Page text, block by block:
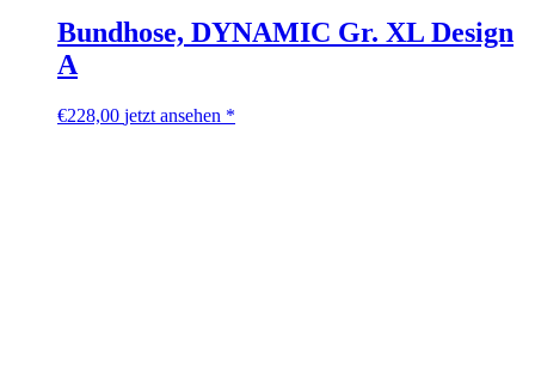
Bundhose, DYNAMIC Gr. XL Design
A
€228,00 jetzt ansehen *